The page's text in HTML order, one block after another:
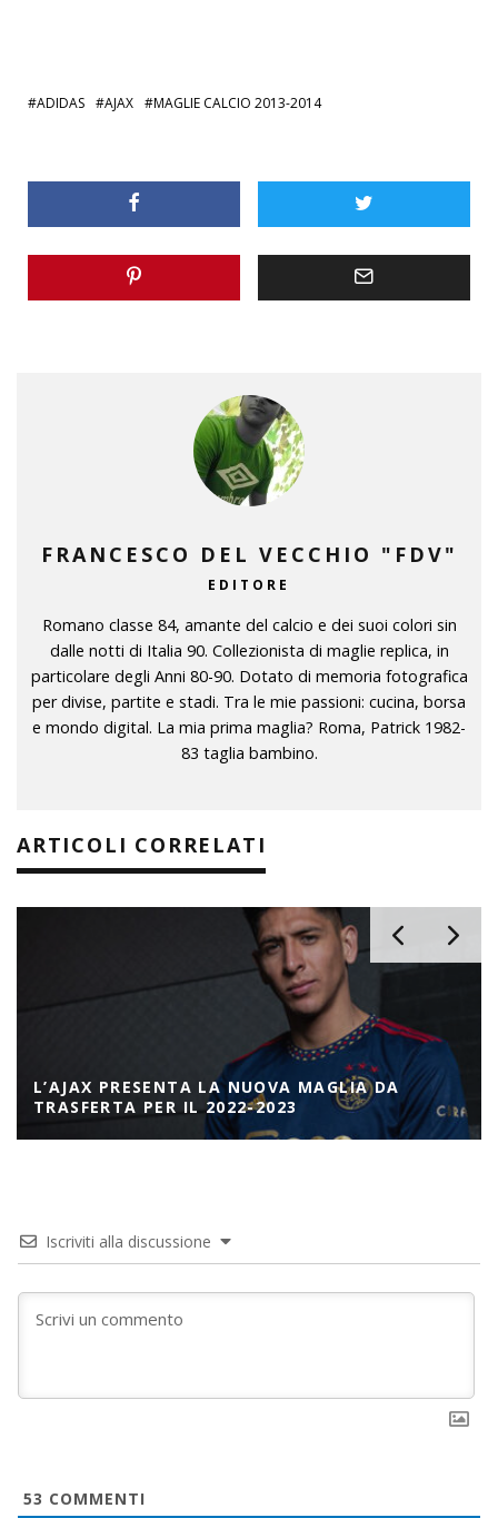
ADIDAS AJAX MAGLIE CALCIO 2013-2014
FRANCESCO DEL VECCHIO "FDV"
EDITORE
Romano classe 84, amante del calcio e dei suoi colori sin
dalle notti di Italia 90. Collezionista di maglie replica, in
particolare degli Anni 80-90. Dotato di memoria fotografica
per divise, partite e stadi. Tra le mie passioni: cucina, borsa
e mondo digital. La mia prima maglia? Roma, Patrick 1982-
83 taglia bambino.
ARTICOLI CORRELATI
L’AJAX PRESENTA LA NUOVA MAGLIA DA
TRASFERTA PER IL 2022-2023
Iscriviti alla discussione
53 COMMENTI